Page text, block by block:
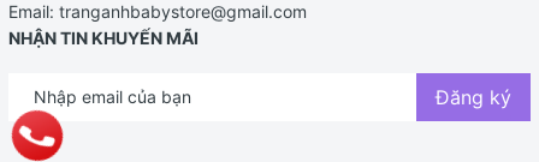
Email: tranganhbabystore@gmail.com
NHẬN TIN KHUYẾN MÃI
Đăng ký